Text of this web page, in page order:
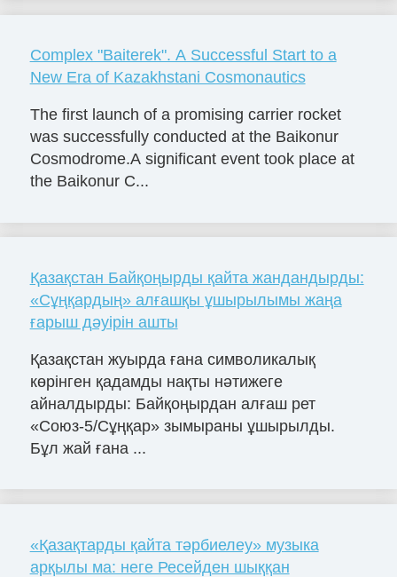
Complex "Baiterek". A Successful Start to a
New Era of Kazakhstani Cosmonautics
The first launch of a promising carrier rocket
was successfully conducted at the Baikonur
Cosmodrome.A significant event took place at
the Baikonur C...
Қазақстан Байқоңырды қайта жандандырды:
«Сұңқардың» алғашқы ұшырылымы жаңа
ғарыш дәуірін ашты
Қазақстан жуырда ғана символикалық
көрінген қадамды нақты нәтижеге
айналдырды: Байқоңырдан алғаш рет
«Союз-5/Сұңқар» зымыраны ұшырылды.
Бұл жай ғана ...
«Қазақтарды қайта тәрбиелеу» музыка
арқылы ма: неге Ресейден шыққан